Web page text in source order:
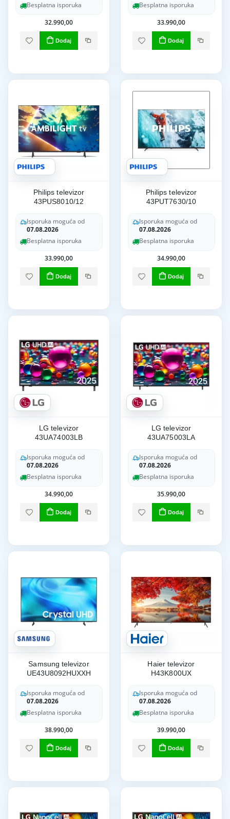
Besplatna isporuka
32.990,00
Dodaj
Besplatna isporuka
33.990,00
Dodaj
Philips televizor
43PUS8010/12
Isporuka moguća od
07.08.2026
Besplatna isporuka
33.990,00
Dodaj
Philips televizor
43PUT7630/10
Isporuka moguća od
07.08.2026
Besplatna isporuka
34.990,00
Dodaj
LG televizor
43UA74003LB
Isporuka moguća od
07.08.2026
Besplatna isporuka
34.990,00
Dodaj
LG televizor
43UA75003LA
Isporuka moguća od
07.08.2026
Besplatna isporuka
35.990,00
Dodaj
Samsung televizor
UE43U8092HUXXH
Isporuka moguća od
07.08.2026
Besplatna isporuka
38.990,00
Dodaj
Haier televizor
H43K800UX
Isporuka moguća od
07.08.2026
Besplatna isporuka
39.990,00
Dodaj